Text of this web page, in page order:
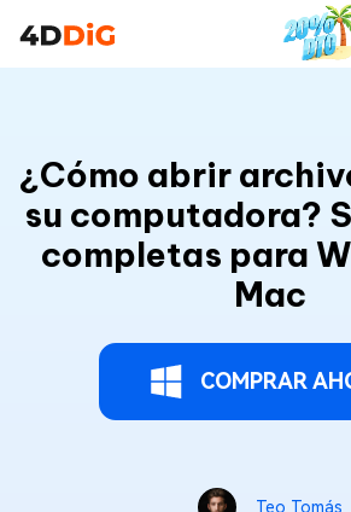
¿Cómo abrir
su computadora?
completas para
Mac
COMPRAR
Teo Tomás